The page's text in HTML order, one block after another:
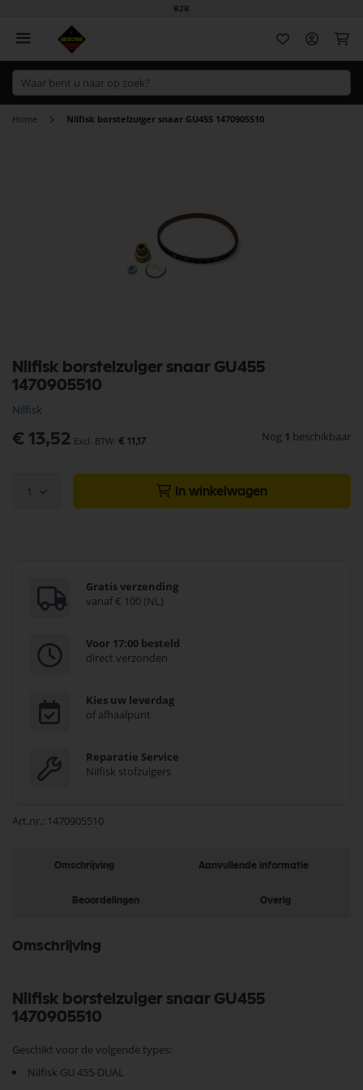
B2B
Home Nilfisk borstelzuiger snaar GU455 1470905510
Nilfisk borstelzuiger snaar GU455
1470905510
Nilfisk
€ 13,52 € 11,17 Nog 1 beschikbaar
1 In winkelwagen
Gratis verzending
vanaf € 100 (NL)
Voor 17:00 besteld
direct verzonden
Kies uw leverdag
of afhaalpunt
Reparatie Service
Nilfisk stofzuigers
Art.nr. 1470905510
naar
het
van
de
afbeeldingen-
Omschrijving Aanvullende informatie
Beoordelingen Overig
Omschrijving
Nilfisk borstelzuiger snaar GU455
1470905510
Geschikt voor de volgende types:
Nilfisk GU 455-DUAL